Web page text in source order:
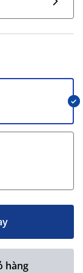
hàng